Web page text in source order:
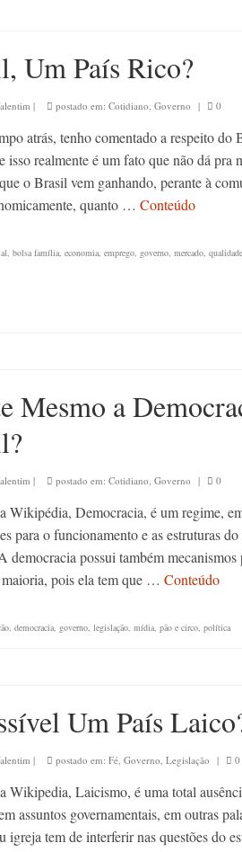
Um País Rico?
| postado em: Cotidiano, Governo | 0
atrás, tenho comentado a respeito do
isso realmente é um fato que não dá pra
o Brasil vem ganhando, perante à
quanto … Conteúdo
, bolsa família, economia, emprego, governo, mercado, qualidade
Mesmo a
| postado em: Cotidiano Governo | 0
Wikipédia, Democracia, é um regime,
para o funcionamento e as estruturas do
democracia possui também mecanismos
pois ela tem que … Conteúdo
, democracia, governo, legislação, mídia, pão e circo, política
Um País
| postado em: Fé, Governo Legislação | 0
Wikipedia, Laicismo, é uma total
assuntos governamentais, em outras
igreja tem de interferir nas questões do